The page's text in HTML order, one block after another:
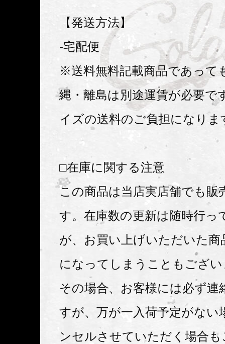
【発送方法】
-宅配便
※送料無料記載商品であって
縄・離島は別途運賃が必要
イズの送料のご負担になりま
□在庫に関する注意
この商品は当店実店舗でも販
す。在庫数の更新は随時行っ
が、お買い上げいただいた商
になってしまうこともござ
その場合、お客様には必ず連
すが、万が一入荷予定がない
ンセルさせていただく場合